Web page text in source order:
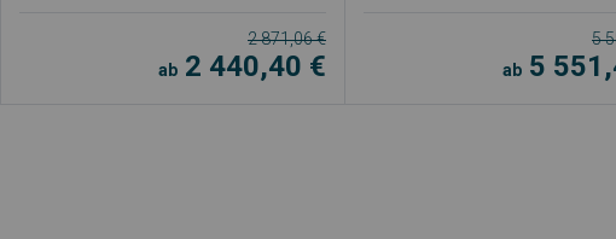
2 871,06€
ab 2 440,40 €
5
ab 5